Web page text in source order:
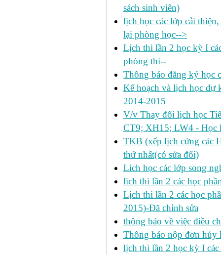
sách sinh viên)
lịch học các lớp cải
lại phòng học-->
Lịch thi lần 2 học kỳ I
phòng thi--
Thông báo đăng ký học
Kế hoạch và lịch học dự
2014-2015
V/v Thay đổi lịch học
CT9; XH15; LW4 - Học
TKB (xếp lịch cứng các
thứ nhất(có sửa đổi)
Lich học các lớp song
lich thi lần 2 các học
Lịch thi lần 2 các học
2015)-Đã chỉnh sửa
thông báo về việc điều
Thông báo nộp đơn hủy
lịch thi lần 2 học kỳ I